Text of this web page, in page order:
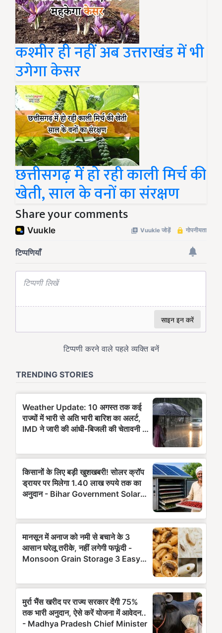
कश्मीर ही नहीं अब उत्तराखंड में भी
उगेगा केसर
छत्तीसगढ़ में हो रही काली मिर्च की
खेती, साल के वनों का संरक्षण
Share your comments